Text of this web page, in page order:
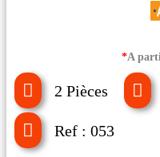
*A
2 Pièces
Ref : 053